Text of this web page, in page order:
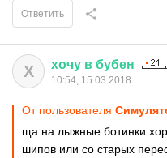
Ответить
Х хочу в бубен
10:54, 15.03.2018
От пользователя
ща на лыжные ботинки
шипов или со старых